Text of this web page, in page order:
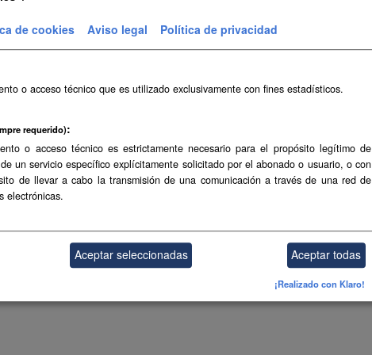
acceder a este registro utilizando los
de cookies Aviso legal Política de privacidad
o acceso técnico que es utilizado exclusivamente con fines estadísticos.
requerido)
o acceso técnico es estrictamente necesario para el propósito legítimo de
un servicio específico explícitamente solicitado por el abonado o usuario, o con
de llevar a cabo la transmisión de una comunicación a través de una red de
electrónicas.
Aceptar seleccionadas Aceptar todas
¡Realizado con Klaro!